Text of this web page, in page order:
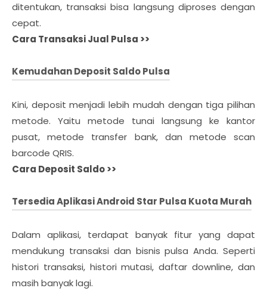
ditentukan, transaksi bisa langsung diproses dengan
cepat.
Cara Transaksi Jual Pulsa >>
Kemudahan Deposit Saldo Pulsa
Kini, deposit menjadi lebih mudah dengan tiga pilihan
metode. Yaitu metode tunai langsung ke kantor
pusat, metode transfer bank, dan metode scan
barcode QRIS.
Cara Deposit Saldo >>
Tersedia Aplikasi Android Star Pulsa Kuota Murah
Dalam aplikasi, terdapat banyak fitur yang dapat
mendukung transaksi dan bisnis pulsa Anda. Seperti
histori transaksi, histori mutasi, daftar downline, dan
masih banyak lagi.